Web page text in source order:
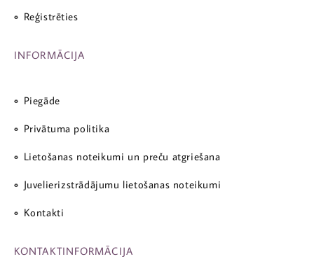
Reģistrēties
INFORMĀCIJA
Piegāde
Privātuma politika
Lietošanas noteikumi un preču atgriešana
Juvelierizstrādājumu lietošanas noteikumi
Kontakti
KONTAKTINFORMĀCIJA